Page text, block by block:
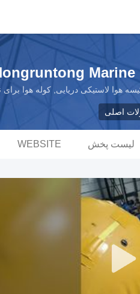
Marine
هوا لاستیکی دریایی, کوله هوا
اصلی
لیست پخش WEBSITE